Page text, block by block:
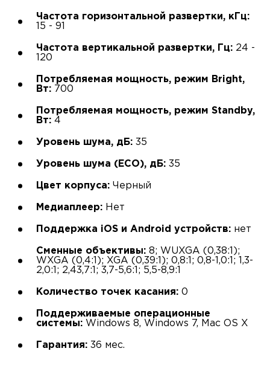
Частота горизонтальной развертки, кГц:
15 - 91
Частота вертикальной развертки, Гц: 24 -
120
Потребляемая мощность, режим Bright,
Вт: 700
Потребляемая мощность, режим Standby,
Вт: 4
Уровень шума, дБ: 35
Уровень шума (ECO), дБ: 35
Цвет корпуса: Черный
Медиаплеер: Нет
Поддержка iOS и Android устройств: нет
Сменные объективы: 8; WUXGA (0,38:1);
WXGA (0,4:1); XGA (0,39:1); 0,8:1; 0,8-1,0:1; 1,3-
2,0:1; 2,43,7:1; 3,7-5,6:1; 5,5-8,9:1
Количество точек касания: 0
Поддерживаемые операционные
системы: Windows 8, Windows 7, Mac OS X
Гарантия: 36 мес.